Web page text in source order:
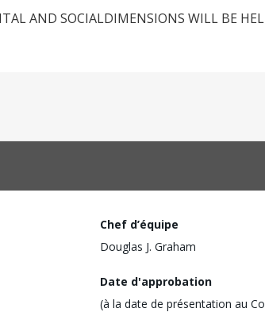
AND SOCIALDIMENSIONS WILL BE
Chef d’équipe
Douglas J. Graham
Date d'approbation
(à la date de présentation au